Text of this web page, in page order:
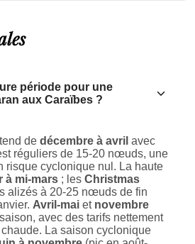
période pour une
aux Caraïbes ?
de décembre à avril avec
réguliers de 15-20 nœuds, une
risque cyclonique nul. La haute
à mi-mars ; les Christmas
alizés à 20-25 nœuds de fin
Avril-mai et novembre
avec des tarifs nettement
La saison cyclonique